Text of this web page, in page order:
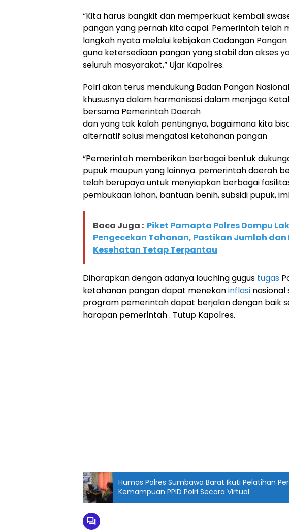
“Kita harus bangkit dan memperkuat kembali
pangan yang pernah kita capai. Pemerintah telah
langkah nyata melalui kebijakan Cadangan
guna ketersediaan pangan yang stabil dan akses
seluruh masyarakat,” Ujar Kapolres.
Polri akan terus mendukung Badan Pangan
khususnya dalam harmonisasi dalam menjaga
bersama Pemerintah Daerah
dan yang tak kalah pentingnya, bagaimana kita
alternatif solusi mengatasi ketahanan pangan
“Pemerintah memberikan berbagai bentuk
pupuk maupun yang lainnya. pemerintah daerah
telah berupaya untuk menyiapkan berbagai
pembukaan lahan, bantuan benih, subsidi pupuk,
Baca Juga : Piket Pamapta Polres Dompu
Pengecekan Tahanan, Pastikan Jumlah dan
Kesehatan Tetap Terpantau
Diharapkan dengan adanya louching gugus tugas
ketahanan pangan dapat menekaninflasi nasional
program pemerintah dapat berjalan dengan baik
harapan pemerintah . Tutup Kapolres.
Humas Polres Sumbawa Barat Ikuti Pelatihan
Kemampuan PPID Polri Secara Virtual